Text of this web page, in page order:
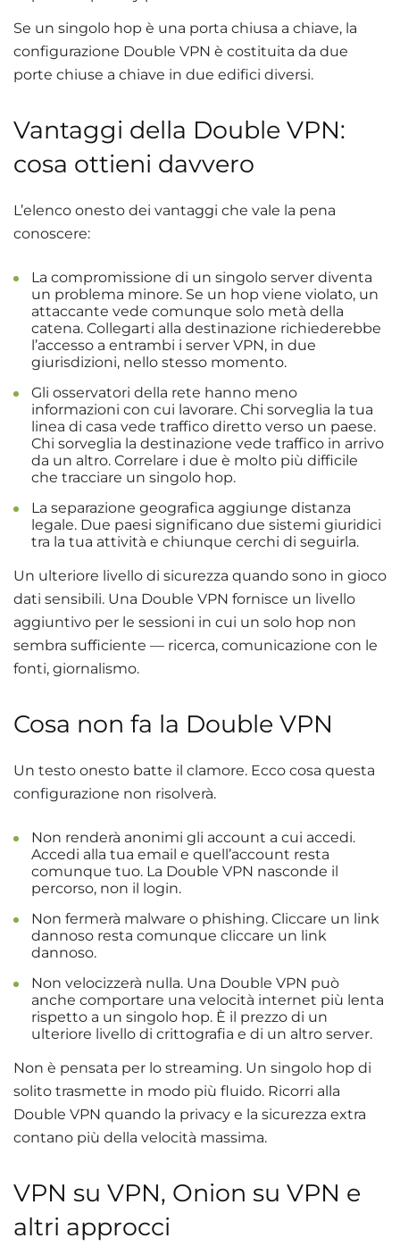
Se un singolo hop è una porta chiusa a chiave, la
configurazione Double VPN è costituita da due
porte chiuse a chiave in due edifici diversi.
Vantaggi della Double VPN:
cosa ottieni davvero
L’elenco onesto dei vantaggi che vale la pena
conoscere:
La compromissione di un singolo server diventa
un problema minore. Se un hop viene violato, un
attaccante vede comunque solo metà della
catena. Collegarti alla destinazione richiederebbe
l’accesso a entrambi i server VPN, in due
giurisdizioni, nello stesso momento.
Gli osservatori della rete hanno meno
informazioni con cui lavorare. Chi sorveglia la tua
linea di casa vede traffico diretto verso un paese.
Chi sorveglia la destinazione vede traffico in arrivo
da un altro. Correlare i due è molto più difficile
che tracciare un singolo hop.
La separazione geografica aggiunge distanza
legale. Due paesi significano due sistemi giuridici
tra la tua attività e chiunque cerchi di seguirla.
Un ulteriore livello di sicurezza quando sono in gioco
dati sensibili. Una Double VPN fornisce un livello
aggiuntivo per le sessioni in cui un solo hop non
sembra sufficiente — ricerca, comunicazione con le
fonti, giornalismo.
Cosa non fa la Double VPN
Un testo onesto batte il clamore. Ecco cosa questa
configurazione non risolverà.
Non renderà anonimi gli account a cui accedi.
Accedi alla tua email e quell’account resta
comunque tuo. La Double VPN nasconde il
percorso, non il login.
Non fermerà malware o phishing. Cliccare un link
dannoso resta comunque cliccare un link
dannoso.
Non velocizzerà nulla. Una Double VPN può
anche comportare una velocità internet più lenta
rispetto a un singolo hop. È il prezzo di un
ulteriore livello di crittografia e di un altro server.
Non è pensata per lo streaming. Un singolo hop di
solito trasmette in modo più fluido. Ricorri alla
Double VPN quando la privacy e la sicurezza extra
contano più della velocità massima.
VPN su VPN, Onion su VPN e
altri approcci